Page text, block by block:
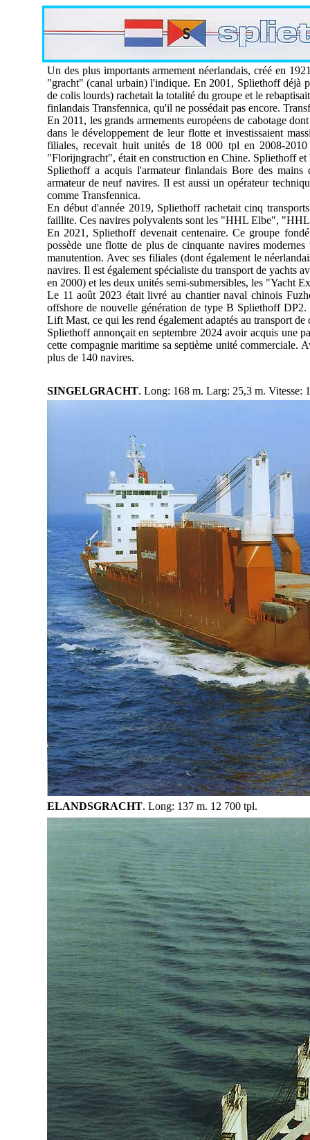
Un des plus importants armement néerlandais, créé en
"gracht" (canal urbain) l'indique. En 2001, Spliethoff déjà
de colis lourds) rachetait la totalité du groupe et le
finlandais Transfennica, qu'il ne possédait pas encore.
En 2011, les grands armements européens de cabotage
dans le développement de leur flotte et investissaient
filiales, recevait huit unités de 18 000 tpl en 2008-
"Florijngracht", était en construction en Chine. Spliethoff et
Spliethoff a acquis l'armateur finlandais Bore des
armateur de neuf navires. Il est aussi un opérateur
comme Transfennica.
En début d'année 2019, Spliethoff rachetait cinq
faillite. Ces navires polyvalents sont les "HHL Elbe",
En 2021, Spliethoff devenait centenaire. Ce groupe
possède une flotte de plus de cinquante navires
manutention. Avec ses filiales (dont également le
navires. Il est également spécialiste du transport de yachts
en 2000) et les deux unités semi-submersibles, les "Yacht
Le 11 août 2023 était livré au chantier naval chinois
offshore de nouvelle génération de type B Spliethoff
Lift Mast, ce qui les rend également adaptés au transport
Spliethoff annonçait en septembre 2024 avoir acquis une
cette compagnie maritime sa septième unité commerciale.
plus de 140 navires.
SINGELGRACHT. Long: 168 m. Larg: 25,3 m. Vitesse:
ELANDSGRACHT. Long: 137 m. 12 700 tpl.